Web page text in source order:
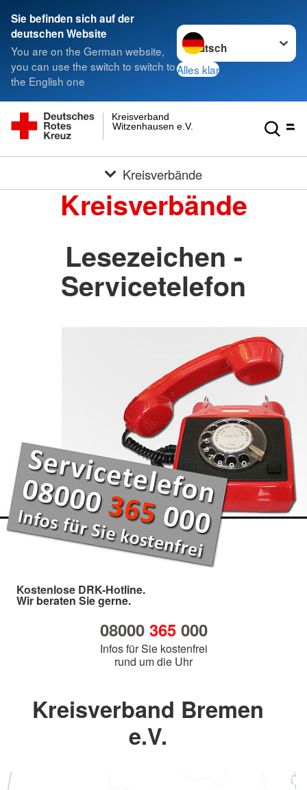
Sie befinden sich auf der
deutschen Website
You are on the German website,
you can use the switch to switch to
the English one
Sprache wechseln zu
Alles klar
Witzenhausen e.V.
Kreisverband
Kreisverbände
Kreisverbände
Lesezeichen -
Servicetelefon
Kostenlose DRK-Hotline.
Wir beraten Sie gerne.
08000 365000
Infos für Sie kostenfrei
rund um die Uhr
Kreisverband Bremen
e.V.